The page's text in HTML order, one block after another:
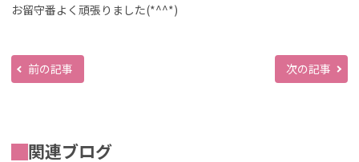
お留守番よく頑張りました(*^^*)
前の記事 次の記事
関連ブログ